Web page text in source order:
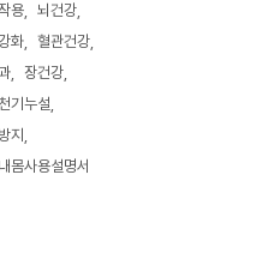
용
뇌건강
화
혈관건강
장건강
천기누설
지
내몸사용설명서